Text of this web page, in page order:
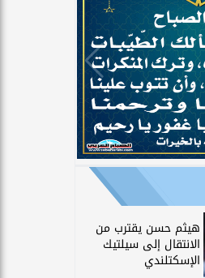
هيثم حسن يقترب من
الانتقال إلى سيلتيك
الإسكتلندي